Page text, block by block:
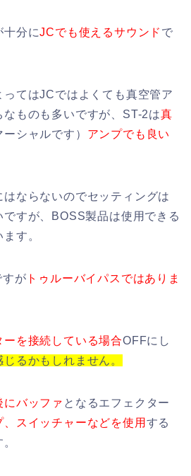
十分にJCでも使えるサウンド で
ってはJCではよくても真空管ア
なものも多いですが、ST-2は真
ーシャルです） アンプでも良い
はならないのでセッティングは
すが、BOSS製品は使用できる
す。
すが トゥルーバイパスではありま
ーを接続している場合OFFにし
るかもしれません。
にバッファ となるエフェクター
、スイッチャーなどを使用 する